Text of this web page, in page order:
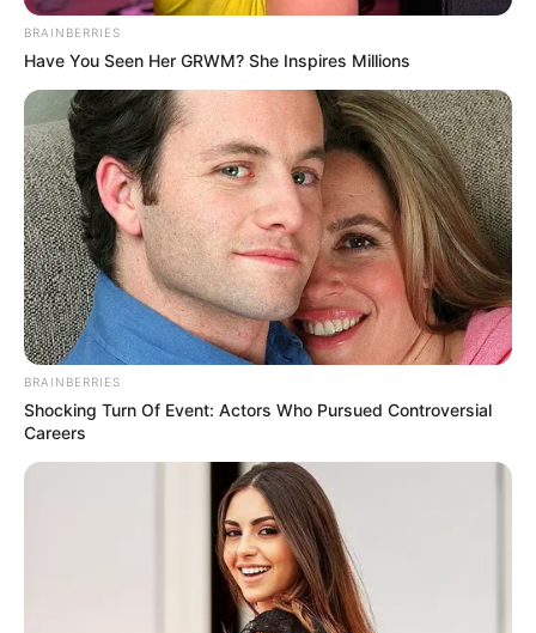
konkrét lépései.
BRAINBERRIES
Have You Seen Her GRWM? She Inspires Millions
BRAINBERRIES
Shocking Turn Of Event: Actors Who Pursued Controversial
Careers